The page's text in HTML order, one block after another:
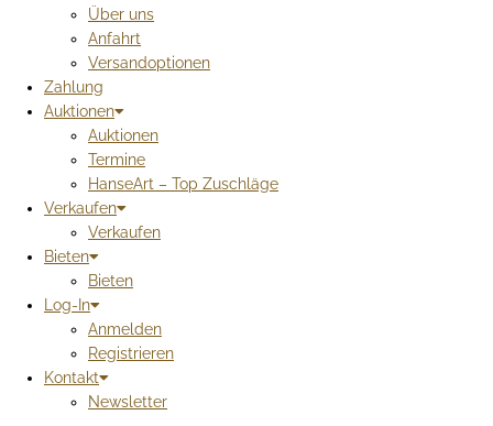
Über uns
Anfahrt
Versandoptionen
Zahlung
Auktionen
Auktionen
Termine
HanseArt – Top Zuschläge
Verkaufen
Verkaufen
Bieten
Bieten
Log-In
Anmelden
Registrieren
Kontakt
Newsletter